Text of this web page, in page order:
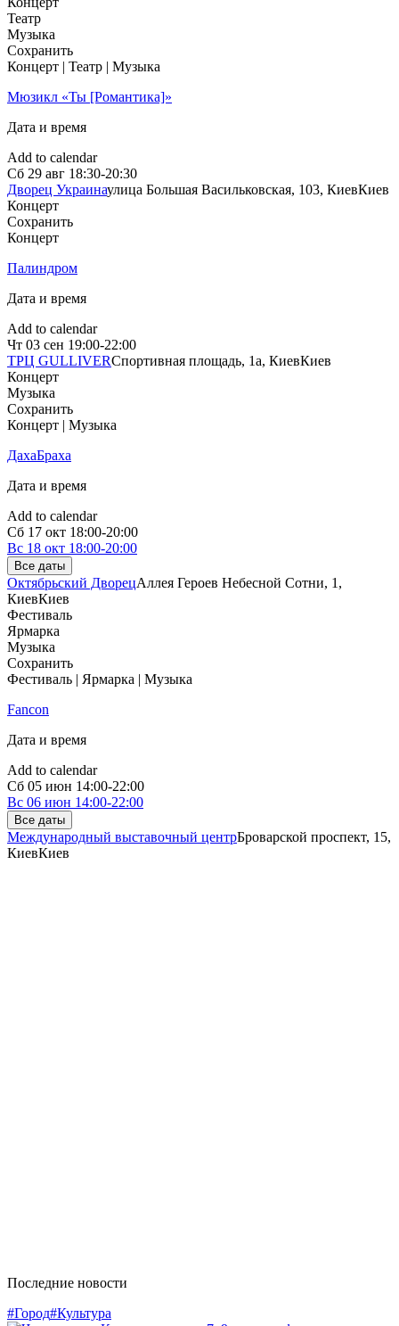
Театр
Музыка
Сохранить
Концерт | Театр | Музыка
Мюзикл «Ты [Романтика]»
Дата и время
Add to calendar
Сб 29 авг 18:30-20:30
Дворец Украинаулица Большая Васильковская, 103, КиевКиев
Концерт
Сохранить
Концерт
Палиндром
Дата и время
Add to calendar
Чт 03 сен 19:00-22:00
ТРЦ GULLIVERСпортивная площадь, 1a, КиевКиев
Концерт
Музыка
Сохранить
Концерт | Музыка
ДахаБраха
Дата и время
Add to calendar
Сб 17 окт 18:00-20:00
Вс 18 окт 18:00-20:00
Все даты
Октябрьский ДворецАллея Героев Небесной Сотни, 1,
КиевКиев
Фестиваль
Ярмарка
Музыка
Сохранить
Фестиваль | Ярмарка | Музыка
Fancon
Дата и время
Add to calendar
Сб 05 июн 14:00-22:00
Вс 06 июн 14:00-22:00
Все даты
Международный выставочный центрБроварской проспект, 15,
КиевКиев
Последние новости
#Город#Культура